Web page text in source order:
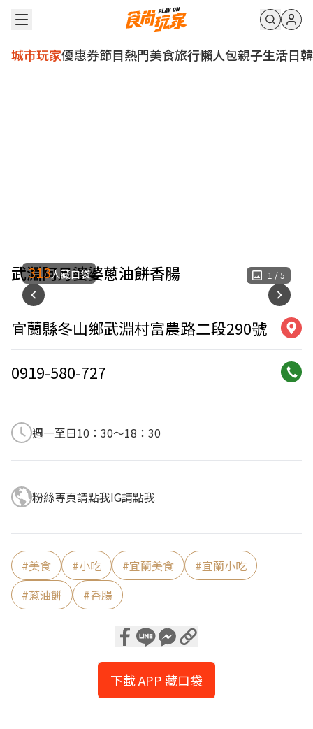
城市玩家優惠券節目熱門美食旅行懶人包親子生活日韓
武淵阿月婆婆蔥油餅香腸 1 /5
313人藏口袋
宜蘭縣冬山鄉武淵村富農路二段290號
0919-580-727
週一至日10：30～18：30
粉絲專頁請點我IG請點我
#美食 #小吃 #宜蘭美食 #宜蘭小吃
#蔥油餅 #香腸
下載 APP 藏口袋